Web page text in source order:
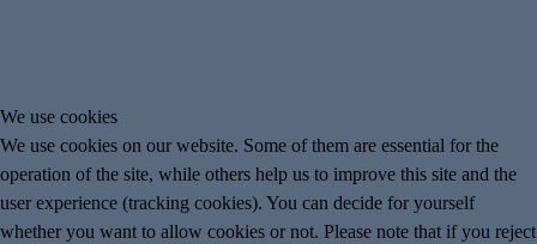
We use cookies
We use cookies on our website. Some of them are essential for the
operation of the site, while others help us to improve this site and the
user experience (tracking cookies). You can decide for yourself
whether you want to allow cookies or not. Please note that if you reject